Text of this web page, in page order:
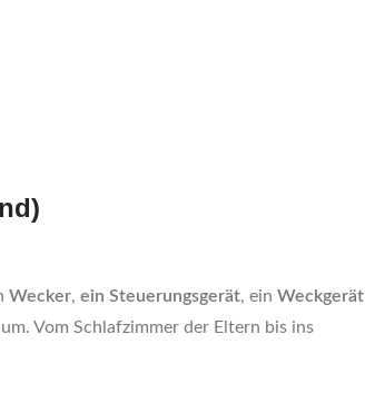
Wecker, ein Steuerungsgerät, ein Weckgerät
Vom Schlafzimmer der Eltern bis ins